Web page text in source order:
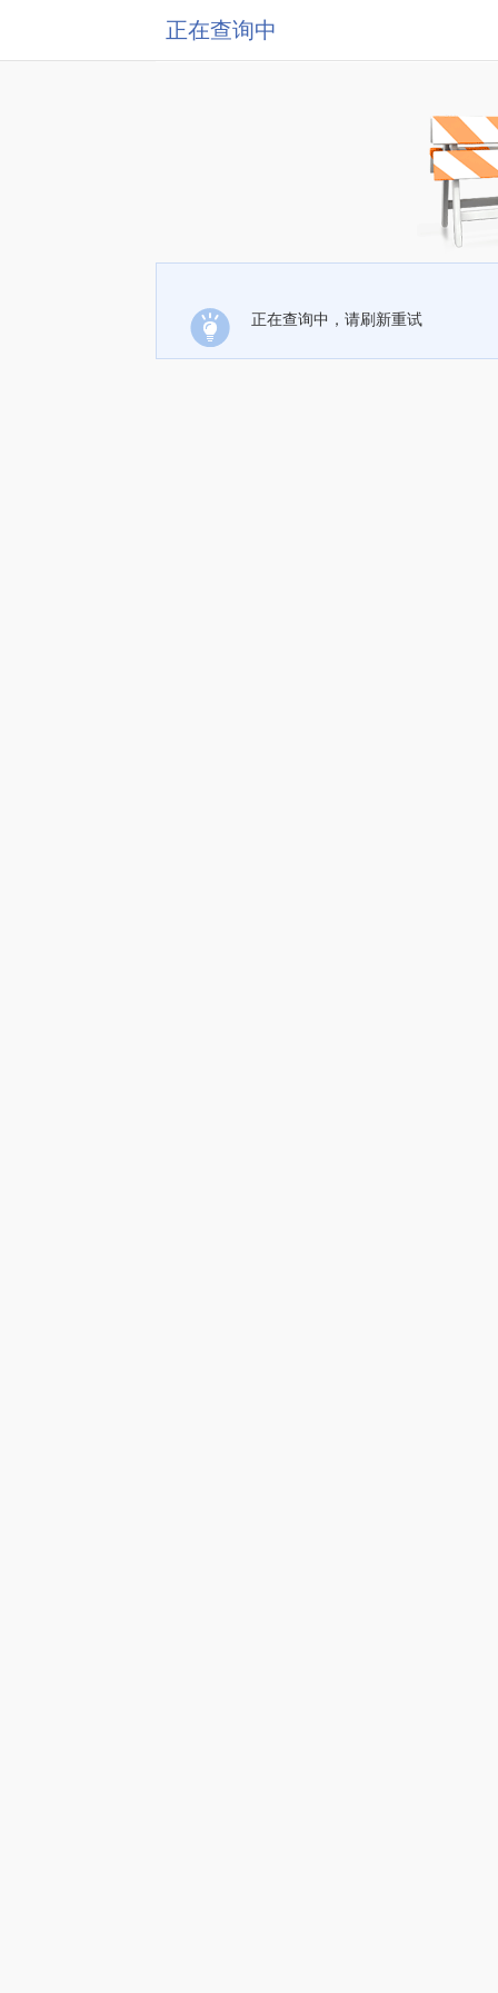
正在查询中
正在查询中，请刷新重试